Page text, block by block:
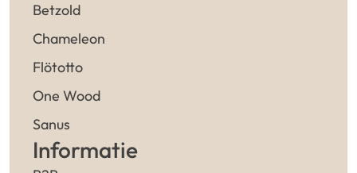
Betzold
Chameleon
Flötotto
One Wood
Sanus
Informatie